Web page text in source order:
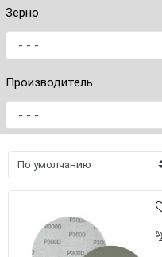
Зерно
Производитель